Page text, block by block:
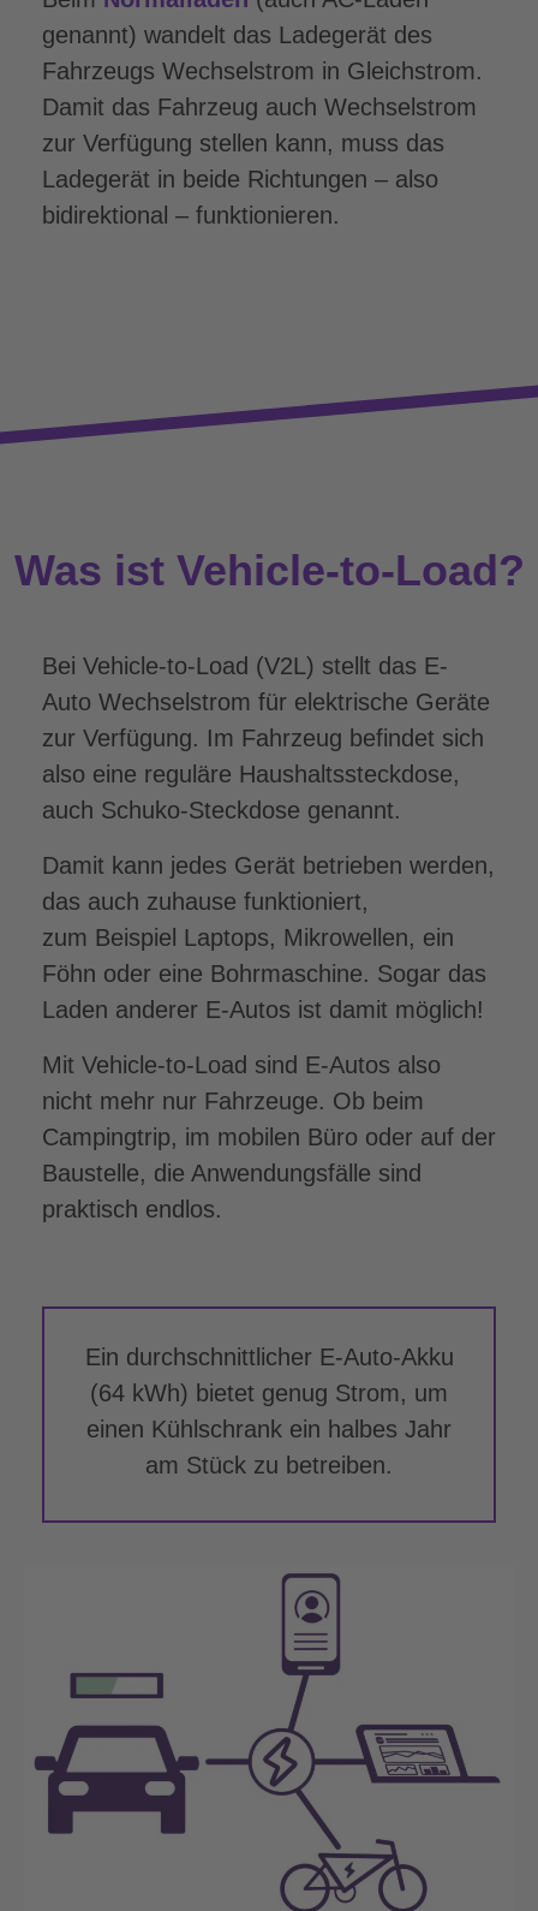
genannt) wandelt das Ladegerät des
Fahrzeugs Wechselstrom in Gleichstrom.
Damit das Fahrzeug auch Wechselstrom
zur Verfügung stellen kann, muss das
Ladegerät in beide Richtungen – also
bidirektional – funktionieren.
Was ist Vehicle-to-Load?
Ein durchschnittlicher E-Auto-Akku
(64 kWh) bietet genug Strom, um
einen Kühlschrank ein halbes Jahr
am Stück zu betreiben.
Bei Vehicle-to-Load (V2L) stellt das E-
Auto Wechselstrom für elektrische Geräte
zur Verfügung. Im Fahrzeug befindet sich
also eine reguläre Haushaltssteckdose,
auch Schuko-Steckdose genannt.
Damit kann jedes Gerät betrieben werden,
das auch zuhause funktioniert,
zum Beispiel Laptops, Mikrowellen, ein
Föhn oder eine Bohrmaschine. Sogar das
Laden anderer E-Autos ist damit möglich!
Mit Vehicle-to-Load sind E-Autos also
nicht mehr nur Fahrzeuge. Ob beim
Campingtrip, im mobilen Büro oder auf der
Baustelle, die Anwendungsfälle sind
praktisch endlos.